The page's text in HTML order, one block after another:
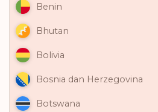
Benin
Bhutan
Bolivia
Bosnia dan Herzegovina
Botswana